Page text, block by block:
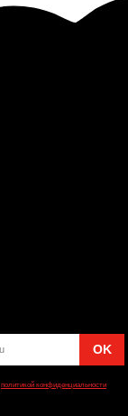
политикой конфиденциальности
OK